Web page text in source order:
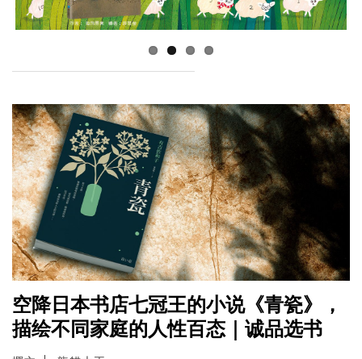
空降日本书店七冠王的小说《青瓷》，
描绘不同家庭的人性百态｜诚品选书